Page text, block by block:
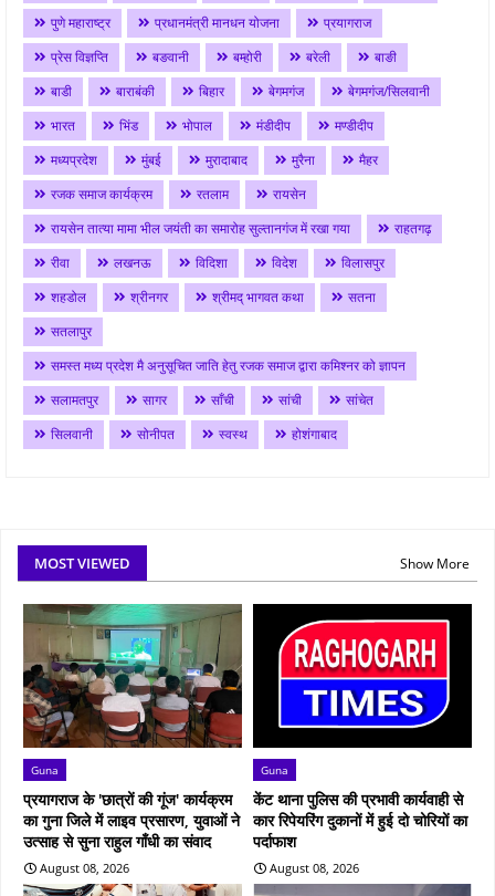
पुणे महाराष्ट्र
प्रधानमंत्री मानधन योजना
प्रयागराज
प्रेस विज्ञप्ति
बङवानी बम्होरी बरेली
बाङी
बाडी
बाराबंकी बिहार बेगमगंज
बेगमगंज/सिलवानी
भारत
भिंड भोपाल मंडीदीप
मण्डीदीप
मध्यप्रदेश
मुंबई मुरादाबाद मुरैना
मैहर
रजक समाज कार्यक्रम
रतलाम
रायसेन
रायसेन तात्या मामा भील जयंती का समारोह सुल्तानगंज में रखा गया
राहतगढ़
रीवा
लखनऊ विदिशा विदेश
विलासपुर
शहडोल
श्रीनगर श्रीमद् भागवत कथा
सतना
सतलापुर
समस्त मध्य प्रदेश मै अनुसूचित जाति हेतु रजक समाज द्वारा कमिश्नर को ज्ञापन
सलामतपुर
सागर साँची सांची
सांचेत
सिलवानी
सोनीपत स्वस्थ होशंगाबाद
MOST VIEWED Show More
Guna
प्रयागराज के 'छात्रों की गूंज' कार्यक्रम
का गुना जिले में लाइव प्रसारण, युवाओं ने
उत्साह से सुना राहुल गाँधी का संवाद
August 08, 2026
Guna
केंट थाना पुलिस की प्रभावी कार्यवाही से
कार रिपेयरिंग दुकानों में हुई दो चोरियों का
पर्दाफाश
August 08, 2026